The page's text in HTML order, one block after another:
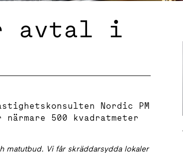
avtal i
Nordic PM
500 kvadratmeter
matutbud. Vi får skräddarsydda lokaler